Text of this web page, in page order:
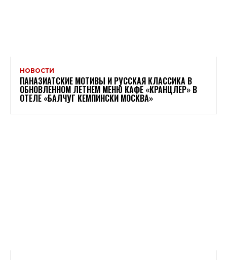
НОВОСТИ
ПАНАЗИАТСКИЕ МОТИВЫ И РУССКАЯ КЛАССИКА В
ОБНОВЛЕННОМ ЛЕТНЕМ МЕНЮ КАФЕ «КРАНЦЛЕР» В
ОТЕЛЕ «БАЛЧУГ КЕМПИНСКИ МОСКВА»